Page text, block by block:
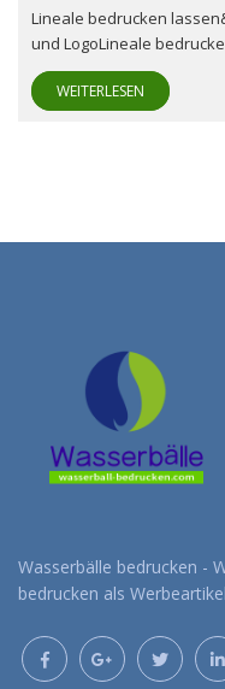
Lineale bedrucken
und LogoLineale
WEITERLESEN
Wasserbälle bedrucken -
bedrucken als Werbeartikel